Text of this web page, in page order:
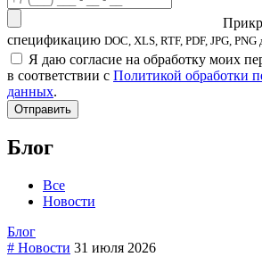
спецификацию DOC, XLS, RTF, PDF, JPG, PNG
Я даю согласие на обработку моих
в соответствии с Политикой обработки
данных.
Отправить
Блог
Все
Новости
Блог
# Новости 31 июля 2026